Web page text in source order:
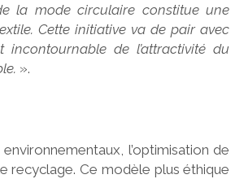
la mode circulaire constitue une
Cette initiative va de pair avec
de l’attractivité du
».
l’optimisation de
recyclage. Ce modèle plus éthique